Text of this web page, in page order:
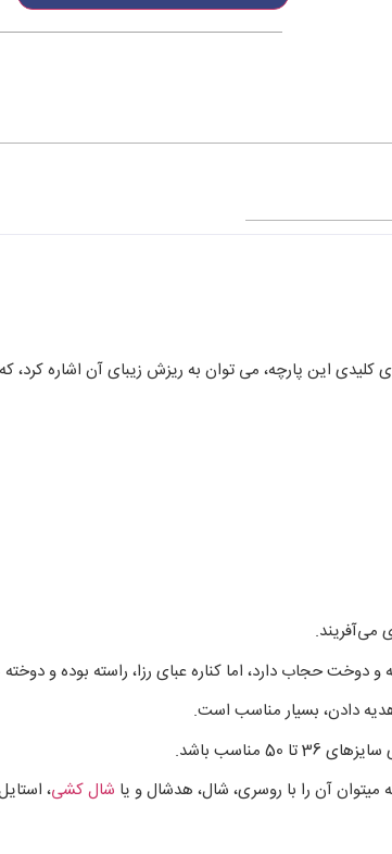
کلیدی این پارچه، می توان به ریزش زیبای آن اشاره
می‌آفریند.
حجاب دارد، اما کناره عبای رزا، راسته بوده و
دادن، بسیار مناسب است.
باشد.
آن را با روسری، شال، هدشال و یا شال کشی،